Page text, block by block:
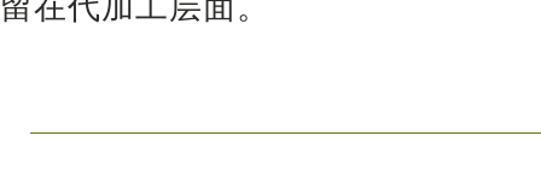
留在代加工层面。